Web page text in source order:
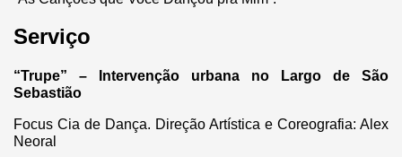
Serviço
“Trupe” – Intervenção urbana no Largo de São
Sebastião
Focus Cia de Dança. Direção Artística e Coreografia: Alex
Neoral